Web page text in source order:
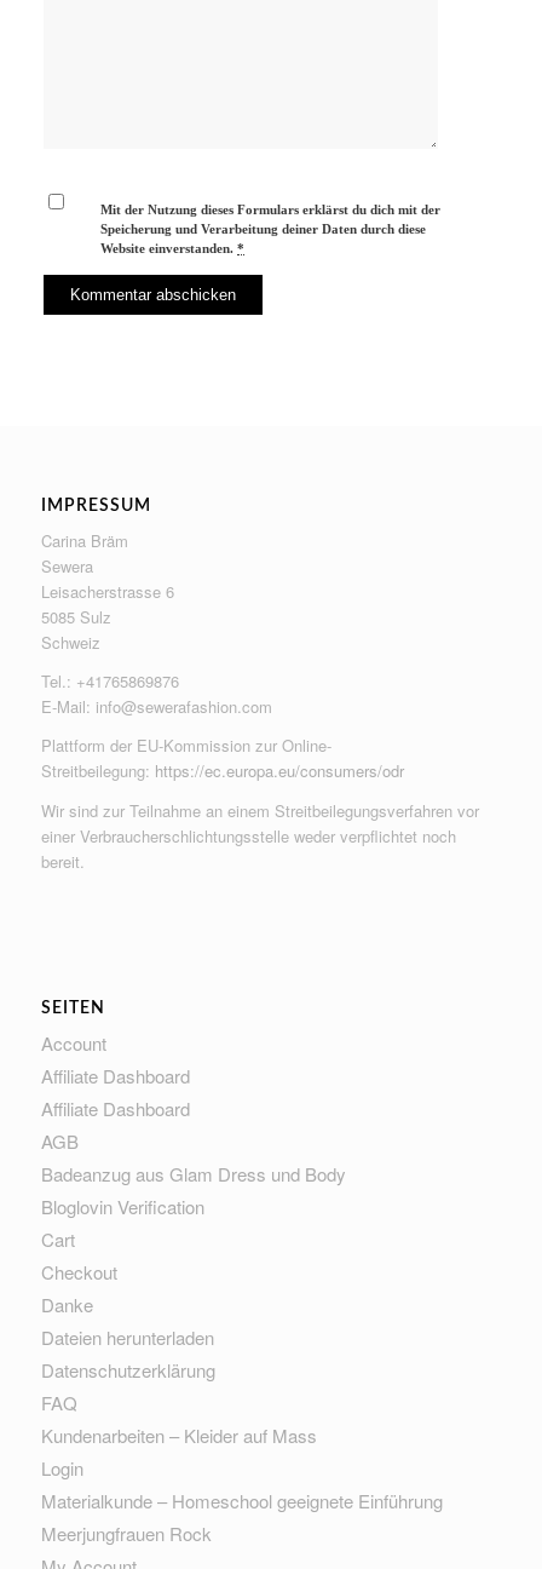
Mit der Nutzung dieses Formulars erklärst du dich mit der
Speicherung und Verarbeitung deiner Daten durch diese
Website einverstanden.*
IMPRESSUM
Carina Bräm
Sewera
Leisacherstrasse 6
5085 Sulz
Schweiz
Tel.: +41765869876
E-Mail: info@sewerafashion.com
Plattform der EU-Kommission zur Online-
Streitbeilegung: https://ec.europa.eu/consumers/odr
Wir sind zur Teilnahme an einem Streitbeilegungsverfahren vor
einer Verbraucherschlichtungsstelle weder verpflichtet noch
bereit.
SEITEN
Account
Affiliate Dashboard
Affiliate Dashboard
AGB
Badeanzug aus Glam Dress und Body
Bloglovin Verification
Cart
Checkout
Danke
Dateien herunterladen
Datenschutzerklärung
FAQ
Kundenarbeiten – Kleider auf Mass
Login
Materialkunde – Homeschool geeignete Einführung
Meerjungfrauen Rock